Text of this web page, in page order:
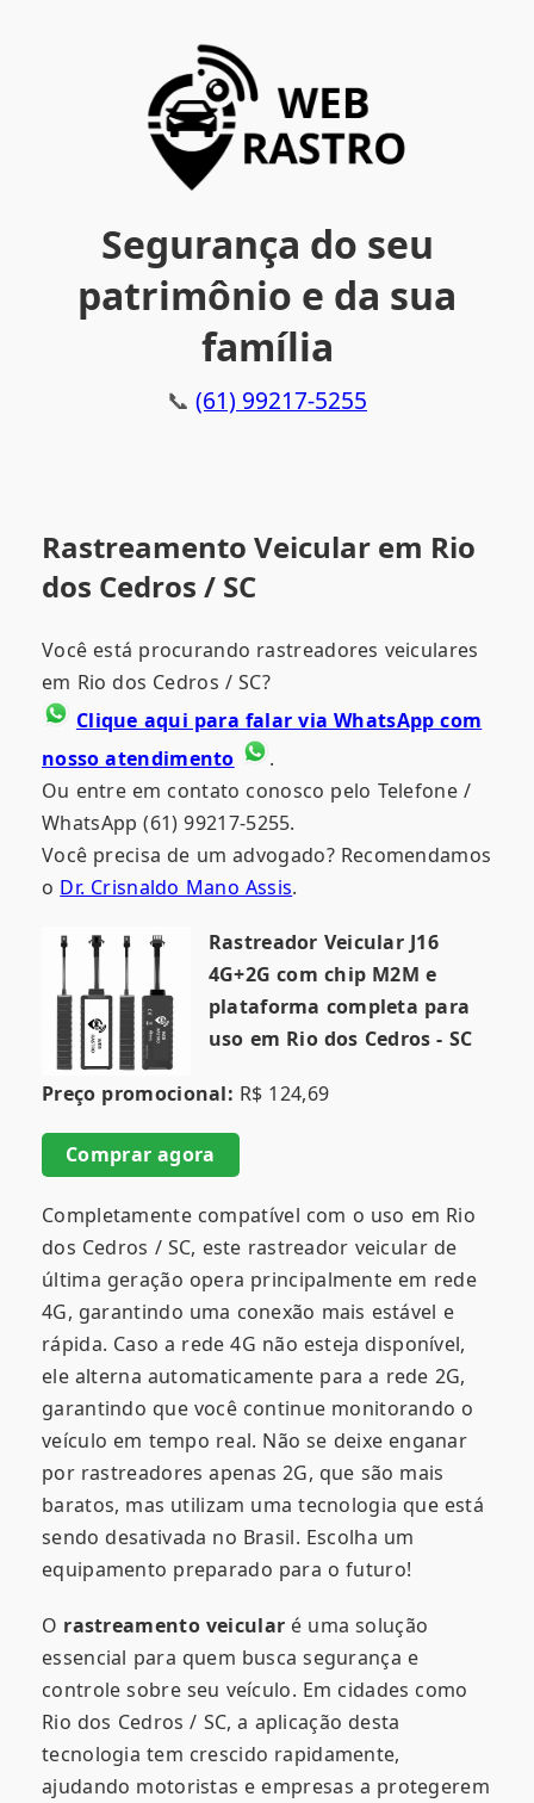
Segurança do seu
patrimônio e da sua
família
📞 (61) 99217-5255
Rastreamento Veicular em Rio
dos Cedros / SC
Você está procurando rastreadores veiculares
em Rio dos Cedros / SC?
Clique aqui para falar via WhatsApp com
nosso atendimento
.
Ou entre em contato conosco pelo Telefone /
WhatsApp (61) 99217-5255.
Você precisa de um advogado? Recomendamos
o Dr. Crisnaldo Mano Assis.
Rastreador Veicular J16
4G+2G com chip M2M e
plataforma completa para
uso em Rio dos Cedros - SC
Preço promocional: R$ 124,69
Comprar agora
Completamente compatível com o uso em Rio
dos Cedros / SC, este rastreador veicular de
última geração opera principalmente em rede
4G, garantindo uma conexão mais estável e
rápida. Caso a rede 4G não esteja disponível,
ele alterna automaticamente para a rede 2G,
garantindo que você continue monitorando o
veículo em tempo real. Não se deixe enganar
por rastreadores apenas 2G, que são mais
baratos, mas utilizam uma tecnologia que está
sendo desativada no Brasil. Escolha um
equipamento preparado para o futuro!
O rastreamento veicular é uma solução
essencial para quem busca segurança e
controle sobre seu veículo. Em cidades como
Rio dos Cedros / SC, a aplicação desta
tecnologia tem crescido rapidamente,
ajudando motoristas e empresas a protegerem